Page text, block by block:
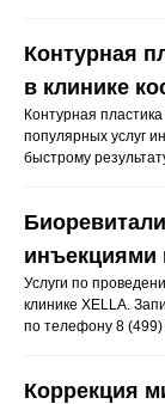
Контурная
в клинике
Контурная
популярных услуг
быстрому
инъекциями
Услуги по
клинике XELLA.
по телефону 8
Коррекция